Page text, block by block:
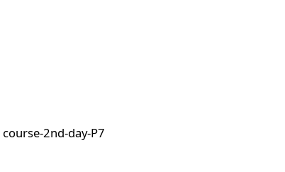
course-2nd-day-P7